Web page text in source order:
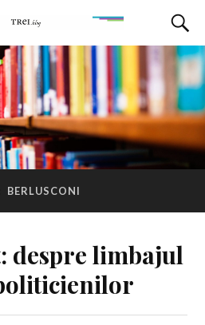
BERLUSCONI
despre limbajul